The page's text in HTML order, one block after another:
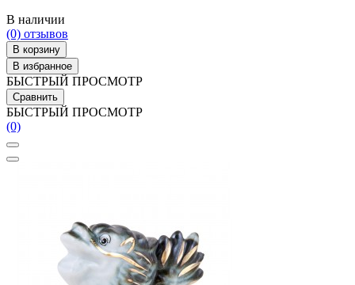
В наличии
(0) отзывов
В корзину
В избранное
БЫСТРЫЙ ПРОСМОТР
Сравнить
БЫСТРЫЙ ПРОСМОТР
(0)